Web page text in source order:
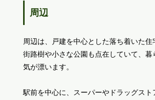
周辺
周辺は、戸建を中心とした落ち着いた住
街路樹や小さな公園も点在していて、暮
気が漂います。
駅前を中心に、スーパーやドラッグスト